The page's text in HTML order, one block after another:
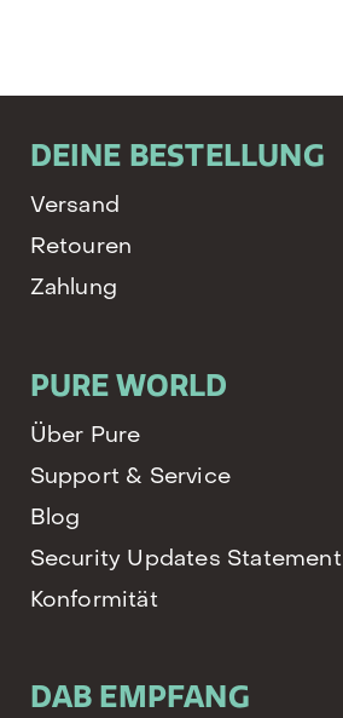
DEINE BESTELLUNG
Versand
Retouren
Zahlung
PURE WORLD
Über Pure
Support & Service
Blog
Security Updates Statement
Konformität
DAB EMPFANG